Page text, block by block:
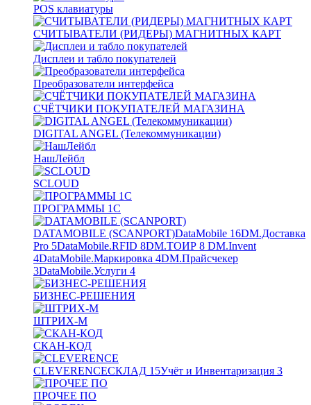
POS клавиатуры
СЧИТЫВАТЕЛИ (РИДЕРЫ) МАГНИТНЫХ КАРТ
Дисплеи и табло покупателей
Преобразователи интерфейса
СЧЁТЧИКИ ПОКУПАТЕЛЕЙ МАГАЗИНА
DIGITAL ANGEL (Телекоммуникации)
НашЛейбл
SCLOUD
ПРОГРАММЫ 1С
DATAMOBILE (SCANPORT)DataMobile 16DM.Доставка
Pro 5DataMobile.RFID 8DM.ТОИР 8 DM.Invent
4DataMobile.Маркировка 4DM.Прайсчекер
3DataMobile.Услуги 4
БИЗНЕС-РЕШЕНИЯ
ШТРИХ-М
СКАН-КОД
CLEVERENCEСКЛАД 15Учёт и Инвентаризация 3
ПРОЧЕЕ ПО